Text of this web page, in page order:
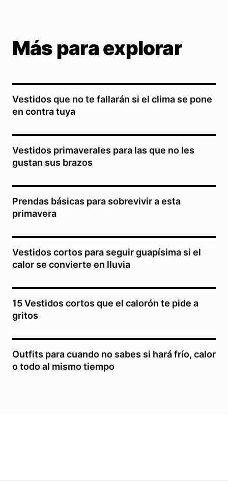
Más para explorar
Vestidos que no te fallarán si el clima se pone
en contra tuya
Vestidos primaverales para las que no les
gustan sus brazos
Prendas básicas para sobrevivir a esta
primavera
Vestidos cortos para seguir guapísima si el
calor se convierte en lluvia
15 Vestidos cortos que el calorón te pide a
gritos
Outfits para cuando no sabes si hará frío, calor
o todo al mismo tiempo